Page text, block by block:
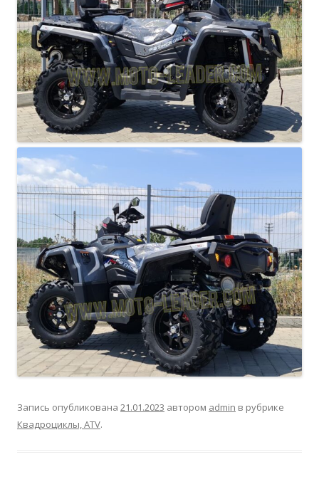
Запись опубликована 21.01.2023 автором admin в рубрике
Квадроциклы, ATV.